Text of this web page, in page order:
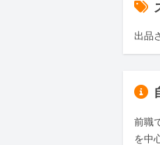
出品
前職
を中